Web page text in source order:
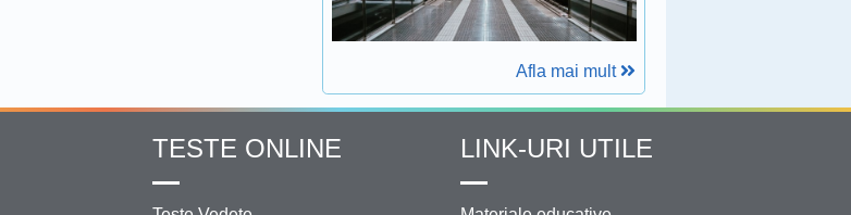
Afla mai mult
TESTE ONLINE LINK-URI UTILE